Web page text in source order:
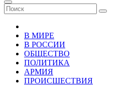
В МИРЕ
В РОССИИ
ОБЩЕСТВО
ПОЛИТИКА
АРМИЯ
ПРОИСШЕСТВИЯ